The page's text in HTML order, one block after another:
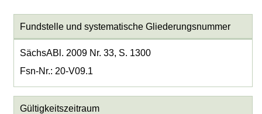
Fundstelle und systematische Gliederungsnummer
SächsABl. 2009 Nr. 33, S. 1300
Fsn-Nr.: 20-V09.1
Gültigkeitszeitraum